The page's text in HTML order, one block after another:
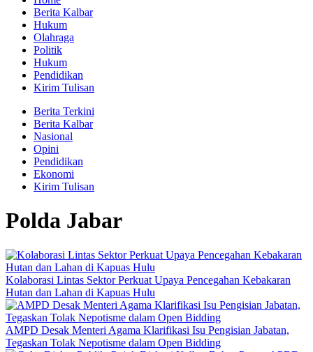
Berita Kalbar
Hukum
Olahraga
Politik
Hukum
Pendidikan
Kirim Tulisan
Berita Terkini
Berita Kalbar
Nasional
Opini
Pendidikan
Ekonomi
Kirim Tulisan
Polda Jabar
Kolaborasi Lintas Sektor Perkuat Upaya Pencegahan Kebakaran
Hutan dan Lahan di Kapuas Hulu
AMPD Desak Menteri Agama Klarifikasi Isu Pengisian Jabatan,
Tegaskan Tolak Nepotisme dalam Open Bidding